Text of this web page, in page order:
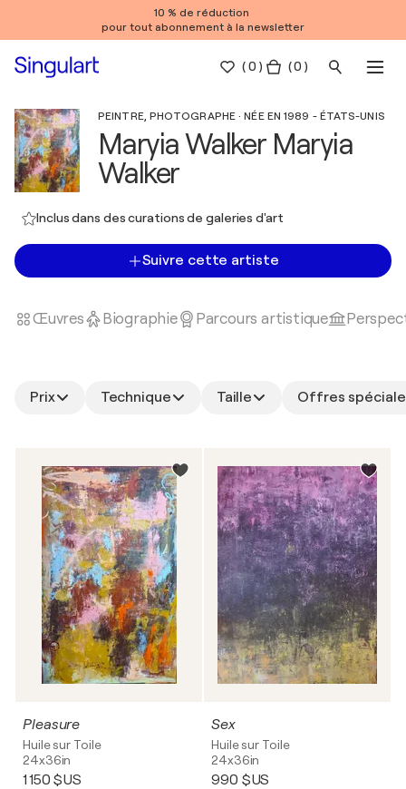
10 % de réduction
pour tout abonnement à la newsletter
(0 ) ( 0 )
PEINTRE, PHOTOGRAPHE · NÉE EN 1989 - ÉTATS-UNIS
Maryia Walker Maryia
Walker
Inclus dans des curations de galeries d'art
Suivre cette artiste
Œuvres Biographie Parcours artistique
Prix Technique Taille Offres
Pleasure
Huile sur Toile
24x36in
1 150 $US
Sex
Huile sur Toile
24x36in
990 $US